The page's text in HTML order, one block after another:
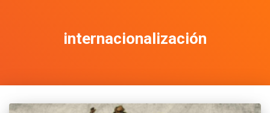
internacionalización